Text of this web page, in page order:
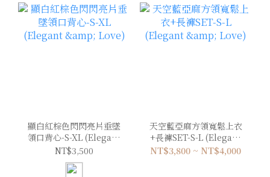
顯白紅棕色閃閃亮片垂墜
領口背心-S-XL (Elegant
& Love)
NT$3,500
天空藍亞麻方領寬鬆上衣
+長褲SET-S-L (Elegant
& Love)
NT$3,800 ~ NT$4,000